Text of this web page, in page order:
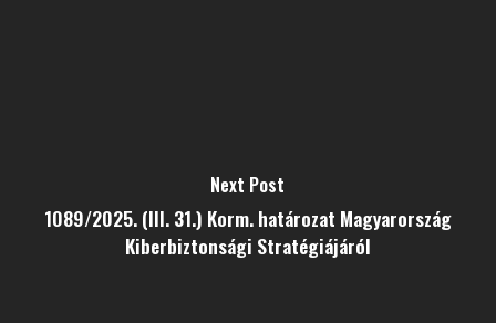
Next Post
1089/2025. (III. 31.) Korm. határozat Magyarország
Kiberbiztonsági Stratégiájáról